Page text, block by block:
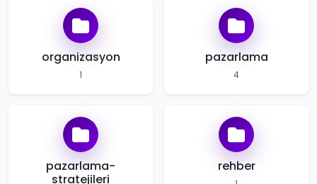
organizasyon
1
pazarlama
4
pazarlama-
stratejileri
rehber